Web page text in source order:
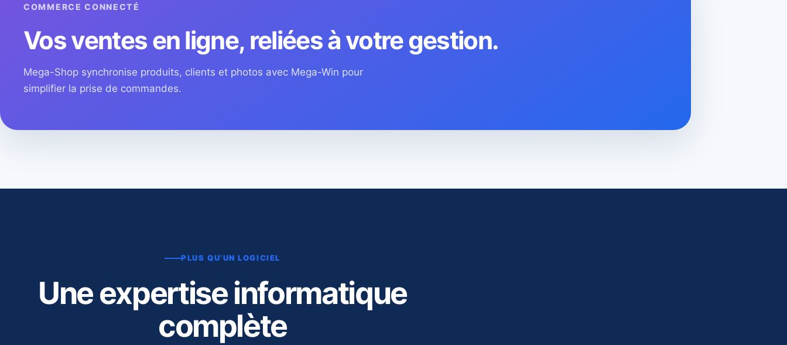
COMMERCE CONNECTÉ
Vos ventes en ligne, reliées à votre gestion.
Mega-Shop synchronise produits, clients et photos avec Mega-Win pour
simplifier la prise de commandes.
PLUS QU’UN LOGICIEL
Une expertise informatique
complète